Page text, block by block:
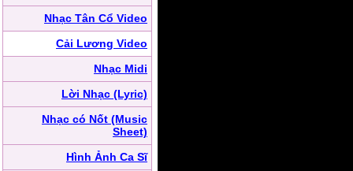
Nhạc Tân Cổ Video
Cải Lương Video
Nhạc Midi
Lời Nhạc (Lyric)
Nhạc có Nốt (Music
Sheet)
Hình Ảnh Ca Sĩ